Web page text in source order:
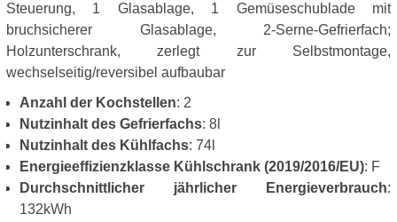
Steuerung, 1 Glasablage, 1 Gemüseschublade mit
bruchsicherer Glasablage, 2-Serne-Gefrierfach;
Holzunterschrank, zerlegt zur Selbstmontage,
wechselseitig/reversibel aufbaubar
Anzahl der Kochstellen: 2
Nutzinhalt des Gefrierfachs: 8l
Nutzinhalt des Kühlfachs: 74l
Energieeffizienzklasse Kühlschrank (2019/2016/EU): F
Durchschnittlicher jährlicher Energieverbrauch:
132kWh